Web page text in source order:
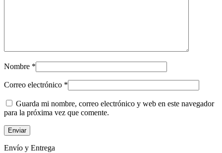
Nombre *
Correo electrónico *
Guarda mi nombre, correo electrónico y web en este navegador
para la próxima vez que comente.
Envío y Entrega